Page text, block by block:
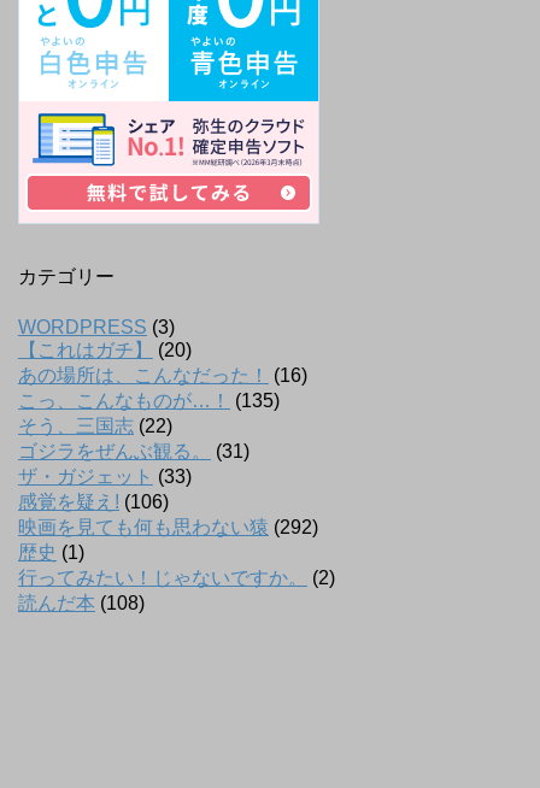
カテゴリー
WORDPRESS (3)
【これはガチ】
(20)
あの場所は、こんなだった！
(16)
こっ、こんなものが…！
(135)
そう、三国志 (22)
ゴジラをぜんぶ観る。
(31)
ザ・ガジェット (33)
感覚を疑え! (106)
映画を見ても何も思わない猿 (292)
歴史 (1)
行ってみたい！じゃないですか。
(2)
読んだ本 (108)